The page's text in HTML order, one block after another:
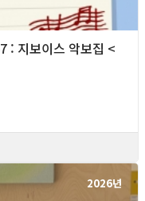
: 지보이스 악보집 <
2026년